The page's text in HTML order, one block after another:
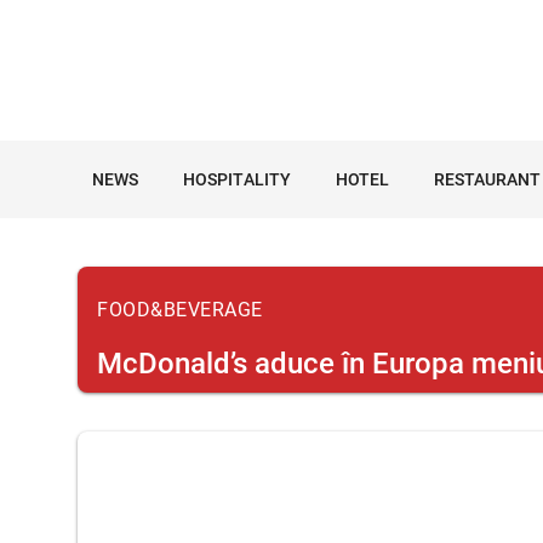
NEWS HOSPITALITY HOTEL RESTAURANT
FOOD&BEVERAGE
McDonald’s aduce în Europa